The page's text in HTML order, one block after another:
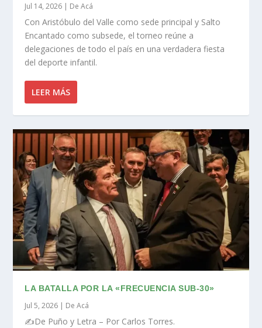
Jul 14, 2026 | De Acá
Con Aristóbulo del Valle como sede principal y Salto
Encantado como subsede, el torneo reúne a
delegaciones de todo el país en una verdadera fiesta
del deporte infantil.
LEER MÁS
LA BATALLA POR LA «FRECUENCIA SUB-30»
Jul 5, 2026 | De Acá
✍️De Puño y Letra – Por Carlos Torres.